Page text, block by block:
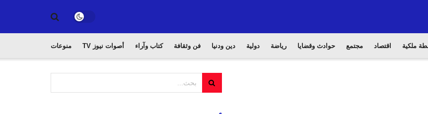
ملكية اقتصاد مجتمع حوادث وقضايا رياضة دولية دين ودنيا فن وثقافة كتاب وآراء أصوات نيوز TV منوعات